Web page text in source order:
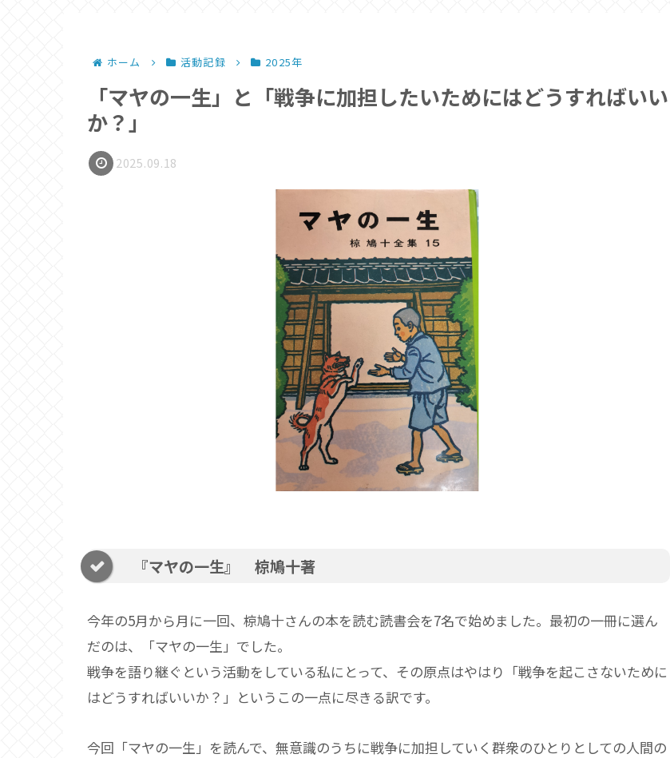
ホーム 活動記録 2025年
「マヤの一生」と「戦争に加担したいためにはどうすればいい
か？」
2025.09.18
『マヤの一生』 椋鳩十著
今年の5月から月に一回、椋鳩十さんの本を読む読書会を7名で始めました。最初の一冊に選ん
だのは、「マヤの一生」でした。
戦争を語り継ぐという活動をしている私にとって、その原点はやはり「戦争を起こさないために
はどうすればいいか？」というこの一点に尽きる訳です。
今回「マヤの一生」を読んで、無意識のうちに戦争に加担していく群衆のひとりとしての人間の